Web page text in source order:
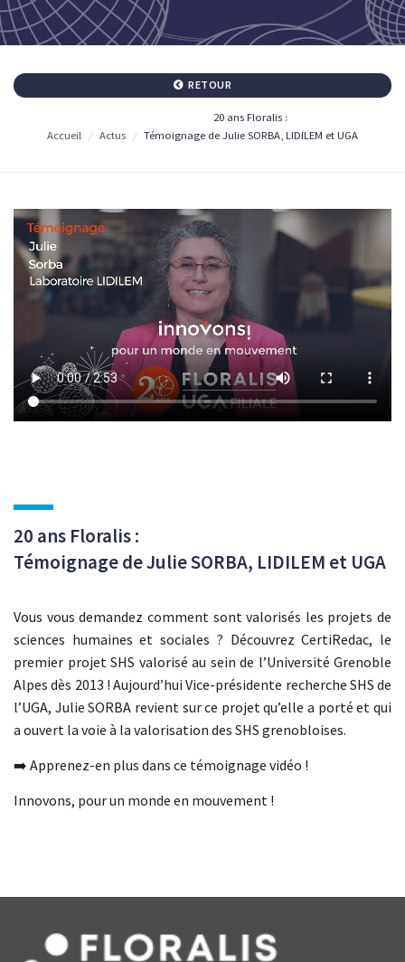
RETOUR
Accueil / Actus /
20 ans Floralis :
Témoignage de Julie SORBA, LIDILEM et UGA
20 ans Floralis :
Témoignage de Julie SORBA, LIDILEM et UGA
Vous vous demandez comment sont valorisés les projets de
sciences humaines et sociales ? Découvrez CertiRedac, le
premier projet SHS valorisé au sein de l’Université Grenoble
Alpes dès 2013 ! Aujourd’hui Vice-présidente recherche SHS de
l’UGA, Julie SORBA revient sur ce projet qu’elle a porté et qui
a ouvert la voie à la valorisation des SHS grenobloises.
➡️ Apprenez-en plus dans ce témoignage vidéo !
Innovons, pour un monde en mouvement !